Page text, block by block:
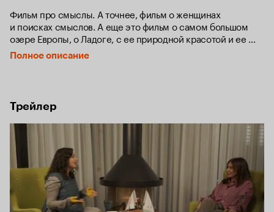
Фильм про смыслы. А точнее, фильм о женщинах
и поисках смыслов. А еще это фильм о самом большом
озере Европы, о Ладоге, с ее природной красотой и ее
непростой и значимой историей. И о том, как живет она в
наши дни, Ладога и ее женщины. 7 дней в пути, более 1000
Полное описание
Трейлер